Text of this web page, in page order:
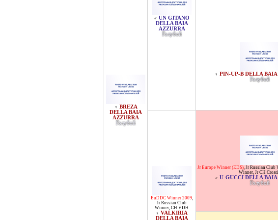
♀ BREZA
DELLA BAIA
AZZURRA
Голубой
♂ UN GITANO
DELLA BAIA
AZZURRA
Голубой
♀ PIN-UP-B DELLA BAIA
Голубой
EuDDC Winner 2009,
Jr Russian Club
Winner, CH VDH
♀ VALKIRIA
DELLA BAIA
Jr Europe Winner (EDS), Jr Russian Club
Winner, Jr CH
♂ U-GUCCI DELLA BAIA
Голубой